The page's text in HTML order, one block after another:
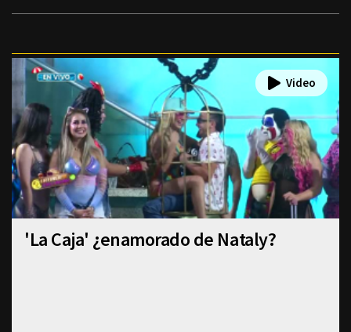
'La Caja' ¿enamorado de Nataly?